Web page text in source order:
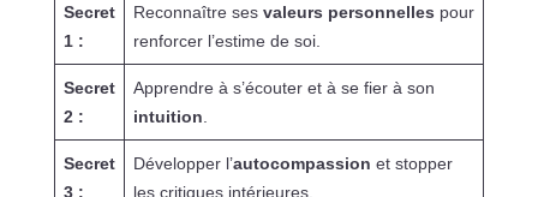
Secret
1 :
Reconnaître ses valeurs personnelles pour
renforcer l’estime de soi.
Secret
2 :
Apprendre à s’écouter et à se fier à son
intuition
Secret
3 :
Développer l’autocompassion et stopper
les critiques intérieures.